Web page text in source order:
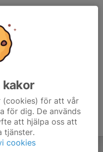
kakor
(cookies) för att vår
för dig. De används
att hjälpa oss att
tjänster.
cookies